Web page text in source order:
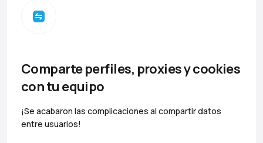
Comparte perfiles, proxies y cookies
con tu equipo
¡Se acabaron las complicaciones al compartir datos
entre usuarios!